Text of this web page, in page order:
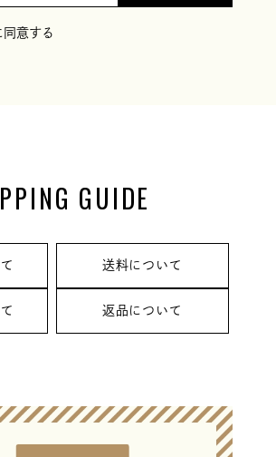
同意する
GUIDE
送料について
返品について